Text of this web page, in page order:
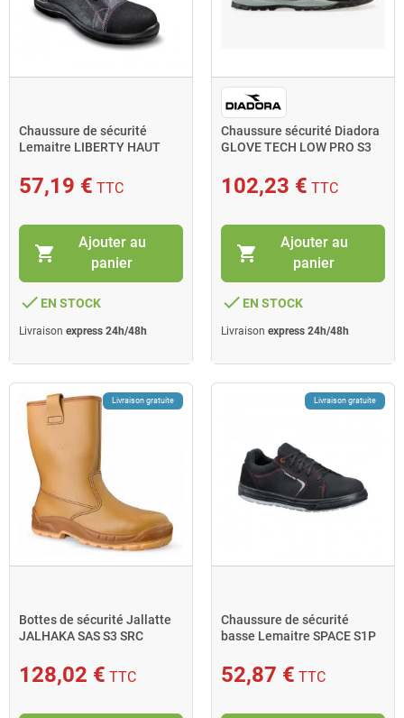
Chaussure de sécurité
Lemaitre LIBERTY HAUT
57,19 € TTC
shopping_cart
Ajouter au
panier
done EN STOCK
Livraison express 24h/48h
Chaussure sécurité Diadora
GLOVE TECH LOW PRO S3
102,23 € TTC
shopping_cart
Ajouter au
panier
done EN STOCK
Livraison express 24h/48h
Livraison gratuite
Bottes de sécurité Jallatte
JALHAKA SAS S3 SRC
128,02 € TTC
Livraison gratuite
Chaussure de sécurité
basse Lemaitre SPACE S1P
52,87 € TTC